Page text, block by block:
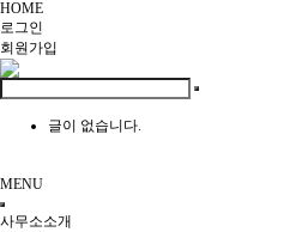
HOME
로그인
회원 가입
글이 없습니다.
MENU
사무소소개